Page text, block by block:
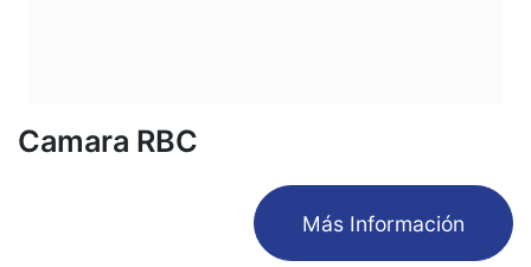
Camara RBC
​Más Información